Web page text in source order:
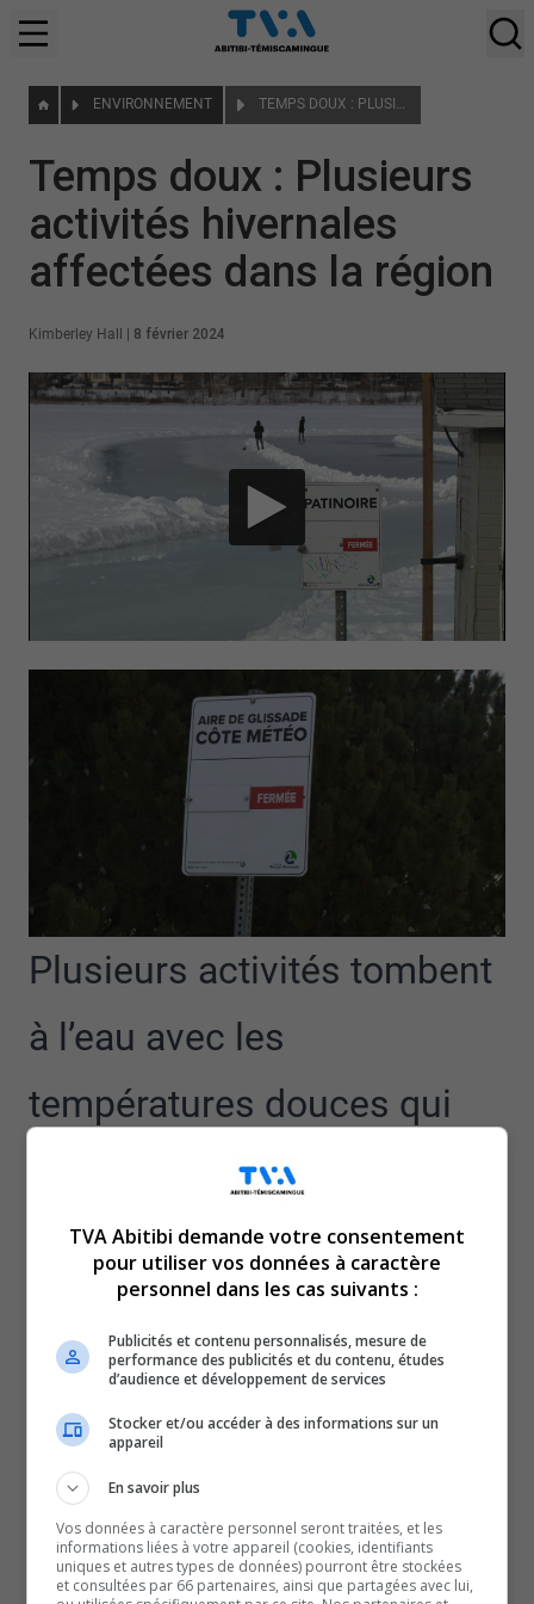
ENVIRONNEMENT TEMPS DOUX : PLUSIEURS ACTIVITÉS HIVERNALES AFFECTÉES DANS LA RÉGION
Temps doux : Plusieurs
activités hivernales
affectées dans la région
Kimberley Hall 8 février 2024
Plusieurs activités tombent
à l’eau avec les
températures douces qui
persistent cette semaine.
qui est le plus difficile.
Les Villes de Rouyn-Noranda et Val-d’Or doivent fermer
Thibodeau, le chef des parcs et équipements pour
Rouyn-Noranda et Nathalie Perreault, la régisseuse de la
Forêt récréative de Val-d’Or.
La Ville de Rouyn-Noranda a également annoncé la
fermeture de ses aires de glissades jusqu’à ce que les
conditions s’améliorent.
Au niveau du ski de fond, les conditions ne sont pas
optimales non plus, étant donné le manque de neige,
TVA Abitibi demande votre consentement
pour utiliser vos données à caractère
personnel dans les cas suivants :
Publicités et contenu personnalisés, mesure de
performance des publicités et du contenu, études
d’audience et développement de services
Stocker et/ou accéder à des informations sur un
appareil
En savoir plus
Vos données à caractère personnel seront traitées, et les
informations liées à votre appareil (cookies, identifiants
uniques et autres types de données) pourront être stockées
et consultées par 66 partenaires, ainsi que partagées avec lui,